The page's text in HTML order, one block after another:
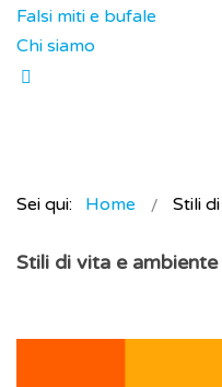
Falsi miti e bufale
Chi siamo
Sei qui: Home Stili
Stili di vita e ambiente